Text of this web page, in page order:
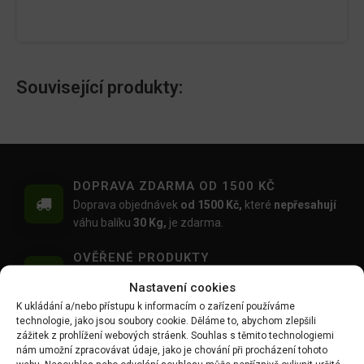
Nastavení cookies
K ukládání a/nebo přístupu k informacím o zařízení používáme
technologie, jako jsou soubory cookie. Děláme to, abychom zlepšili
zážitek z prohlížení webových stráenk. Souhlas s těmito technologiemi
nám umožní zpracovávat údaje, jako je chování při procházení tohoto
Související produkty:
DOPRAVA ZDARMA OD 1500 KČ
Doprava objednávek od 1500 Kč, které nepřesahují
váhu balíku 30 Kg, je zdarma.
OVĚŘENÉ PRODUKTY
realizacích zahrad.
MOŽNOST OSOBNÍHO ODBĚRU
Objednávku si můžete i vyzvednout zdarma na